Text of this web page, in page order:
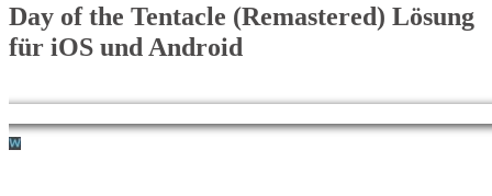
Day of the Tentacle (Remastered) Lösung
für iOS und Android